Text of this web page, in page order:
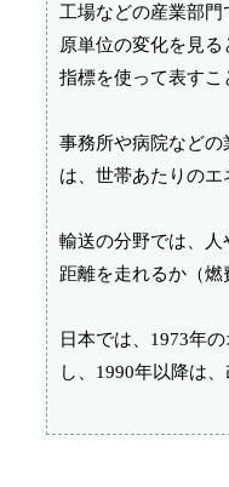
工場などの産業部
原単位の変化を見
指標を使って表すこ
事務所や病院など
は、世帯あたりのエ
輸送の分野では、
距離を走れるか（燃
日本では、1973年
し、1990年以降は